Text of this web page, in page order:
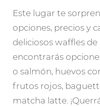
Este lugar te
opciones, precios y
deliciosos waffles
encontrarás
o salmón, huevos
frutos rojos,
matcha latte.